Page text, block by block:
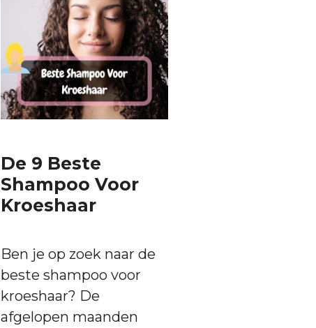
De 9 Beste
Shampoo Voor
Kroeshaar
Ben je op zoek naar de
beste shampoo voor
kroeshaar? De
afgelopen maanden